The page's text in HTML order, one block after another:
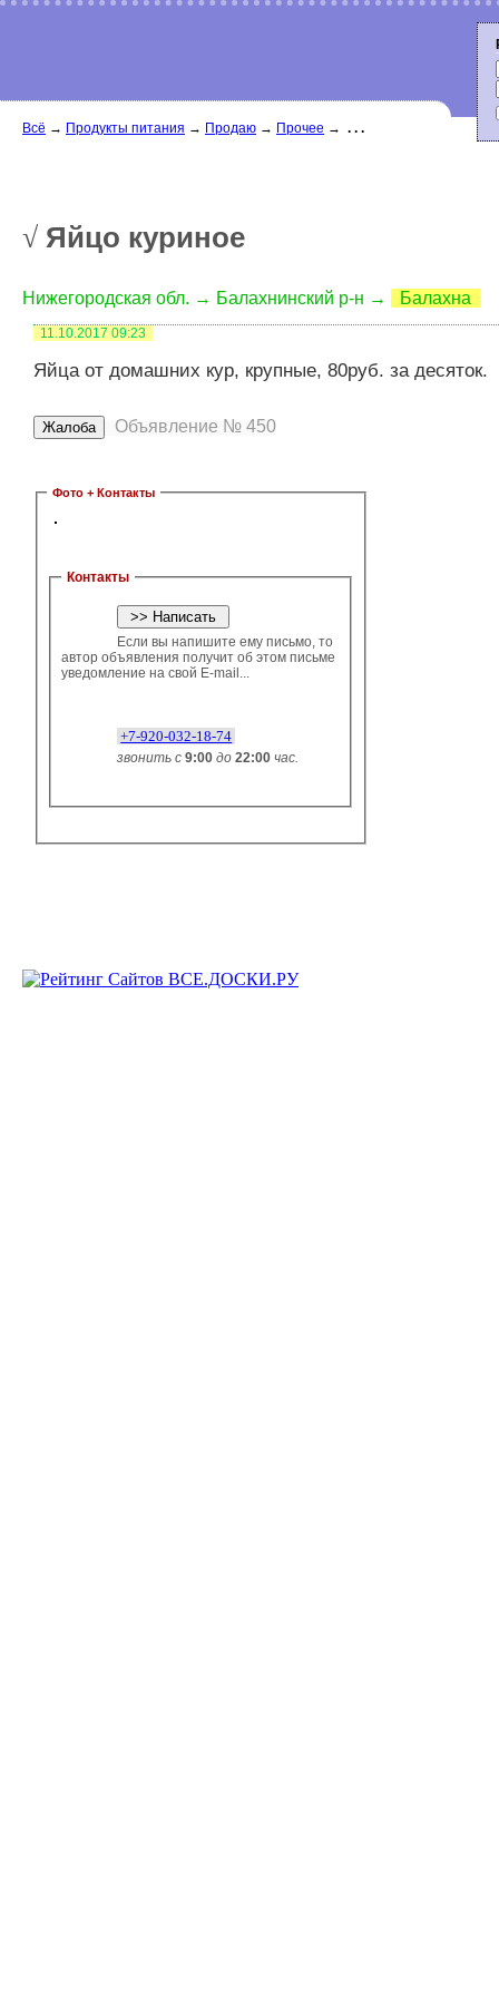
Всё → Продукты питания → Продаю → Прочее → . . .
√ Яйцо куриное
Нижегородская обл. → Балахнинский р-н → Балахна
11.10.2017 09:23
Яйца от домашних кур, крупные, 80руб. за десяток.
Объявление № 450
Фото + Контакты
Контакты
Если вы напишите ему письмо, то
автор объявления получит об этом письме
уведомление на свой E-mail...
+7-920-032-18-74
звонить с 9:00 до 22:00 час.